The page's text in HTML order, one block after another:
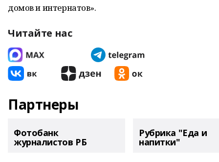
домов и интернатов».
Читайте нас
Партнеры
Фотобанк
журналистов РБ
Рубрика "Еда и
напитки"